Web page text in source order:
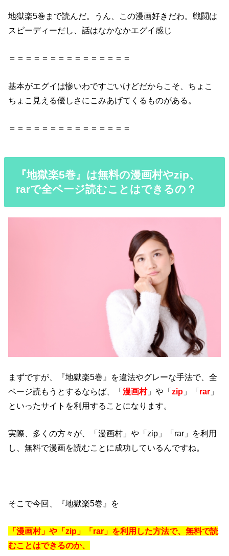
地獄楽5巻まで読んだ。うん、この漫画好きだわ。戦闘は
スピーディーだし、話はなかなかエグイ感じ
＝＝＝＝＝＝＝＝＝＝＝＝＝＝＝
基本がエグイは惨いわですごいけどだからこそ、ちょこ
ちょこ見える優しさにこみあげてくるものがある。
＝＝＝＝＝＝＝＝＝＝＝＝＝＝＝
『地獄楽5巻』は無料の漫画村やzip、
rarで全ページ読むことはできるの？
まずですが、『地獄楽5巻』を違法やグレーな手法で、全
ページ読もうとするならば、「漫画村」や「zip 」「rar 」
といったサイトを利用することになります。
実際、多くの方々が、「漫画村」や「zip」「rar」を利用
し、無料で漫画を読むことに成功しているんですね。
そこで今回、『地獄楽5巻』を
「漫画村」や「zip」「rar」を利用した方法で、無料で読
むことはできるのか、